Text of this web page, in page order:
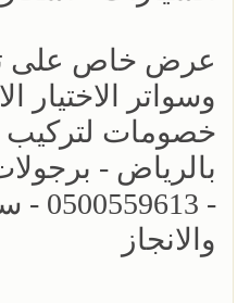
عرض خاص على
وسواتر الاختيار
خصومات
بالرياض -
-
والانجاز